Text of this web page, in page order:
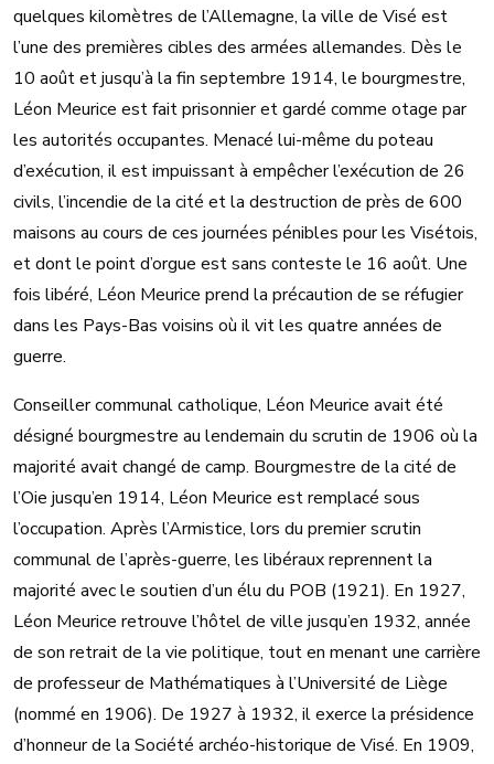
quelques kilomètres de l’Allemagne, la ville de Visé est
l’une des premières cibles des armées allemandes. Dès le
10 août et jusqu’à la fin septembre 1914, le bourgmestre,
Léon Meurice est fait prisonnier et gardé comme otage par
les autorités occupantes. Menacé lui-même du poteau
d’exécution, il est impuissant à empêcher l’exécution de 26
civils, l’incendie de la cité et la destruction de près de 600
maisons au cours de ces journées pénibles pour les Visétois,
et dont le point d’orgue est sans conteste le 16 août. Une
fois libéré, Léon Meurice prend la précaution de se réfugier
dans les Pays-Bas voisins où il vit les quatre années de
guerre.
Conseiller communal catholique, Léon Meurice avait été
désigné bourgmestre au lendemain du scrutin de 1906 où la
majorité avait changé de camp. Bourgmestre de la cité de
l’Oie jusqu’en 1914, Léon Meurice est remplacé sous
l’occupation. Après l’Armistice, lors du premier scrutin
communal de l’après-guerre, les libéraux reprennent la
majorité avec le soutien d’un élu du POB (1921). En 1927,
Léon Meurice retrouve l’hôtel de ville jusqu’en 1932, année
de son retrait de la vie politique, tout en menant une carrière
de professeur de Mathématiques à l’Université de Liège
(nommé en 1906). De 1927 à 1932, il exerce la présidence
d’honneur de la Société archéo-historique de Visé. En 1909,